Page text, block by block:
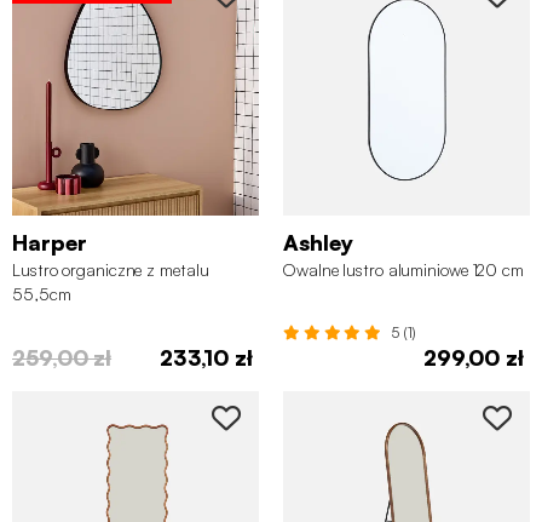
Harper
Lustro organiczne z metalu
55,5cm
259,00 zł 233,10 zł
Ashley
Owalne lustro aluminiowe 120 cm
5 (1)
299,00 zł